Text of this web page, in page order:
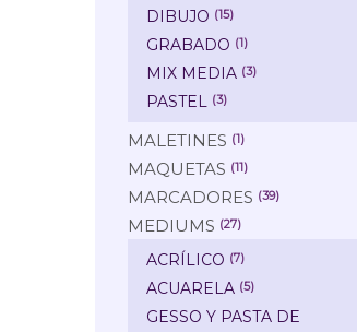
DIBUJO (15)
GRABADO (1)
MIX MEDIA (3)
PASTEL (3)
MALETINES (1)
MAQUETAS (11)
MARCADORES (39)
MEDIUMS (27)
ACRÍLICO (7)
ACUARELA (5)
GESSO Y PASTA DE